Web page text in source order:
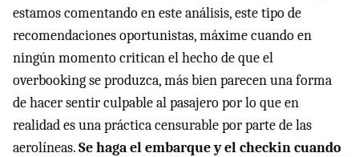
estamos comentando en este análisis, este tipo de
recomendaciones oportunistas, máxime cuando en
ningún momento critican el hecho de que el
overbooking se produzca, más bien parecen una forma
de hacer sentir culpable al pasajero por lo que en
realidad es una práctica censurable por parte de las
aerolíneas.Se haga el embarque y el checkin cuando